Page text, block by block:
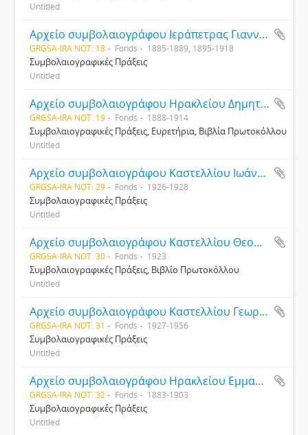
Untitled
Αρχείο συμβολαιογράφου Ιεράπετρας Γιαννικάκη
GRGSA-IRA NOT. 18 Fonds 1885-1889, 1895-1918
Συμβολαιογραφικές Πράξεις
Untitled
Αρχείο συμβολαιογράφου Ηρακλείου Δημητρίου Βλαχάκη
GRGSA-IRA NOT. 19 Fonds 1888-1914
Συμβολαιογραφικές Πράξεις, Ευρετήρια, Βιβλία Πρωτοκόλλου
Untitled
Αρχείο συμβολαιογράφου Καστελλίου Ιωάννη Μιχελογιαννάκη
GRGSA-IRA NOT. 29 Fonds 1926-1928
Συμβολαιογραφικές Πράξεις
Untitled
Αρχείο συμβολαιογράφου Καστελλίου Θεοφράστου Κοζύρη
GRGSA-IRA NOT. 30 Fonds 1923
Συμβολαιογραφικές Πράξεις, Βιβλίο Πρωτοκόλλου
Untitled
Αρχείο συμβολαιογράφου Καστελλίου Γεωργίου Τσιριγώτη
GRGSA-IRA NOT. 31 Fonds 1927-1956
Συμβολαιογραφικές Πράξεις
Untitled
Αρχείο συμβολαιογράφου Ηρακλείου Εμμανουήλ Ξανθουδίδου
GRGSA-IRA NOT. 32 Fonds 1883-1903
Συμβολαιογραφικές Πράξεις
Untitled